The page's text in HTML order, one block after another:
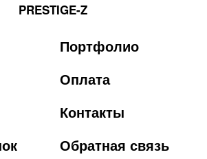
PRESTIGE-Z
Портфолио
Оплата
Контакты
Обратная связь